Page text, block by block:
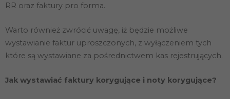
RR oraz faktury pro forma.
Warto również zwrócić uwagę, iż będzie możliwe
wystawianie faktur uproszczonych, z wyłączeniem tych
które są wystawiane za pośrednictwem kas rejestrujących.
Jak wystawiać faktury korygujące i noty korygujące?